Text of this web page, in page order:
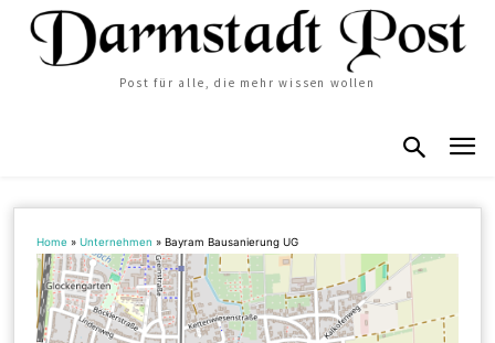
Post für alle, die mehr wissen wollen
Home »Unternehmen »Bayram Bausanierung UG